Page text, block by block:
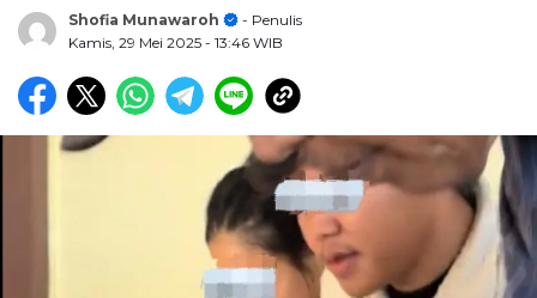
Shofia Munawaroh
- Penulis
Kamis, 29 Mei 2025 - 13:46 WIB